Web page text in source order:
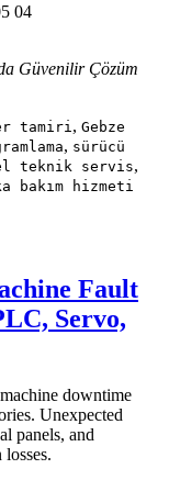
04
Güvenilir Çözüm
tamiri, Gebze
, sürücü
teknik servis,
bakım hizmeti
Fault
Servo,
downtime
Unexpected
panels, and